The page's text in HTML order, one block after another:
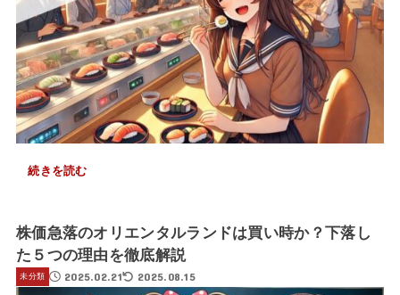
続きを読む
株価急落のオリエンタルランドは買い時か？下落し
た５つの理由を徹底解説
未分類 2025.02.21 2025.08.15